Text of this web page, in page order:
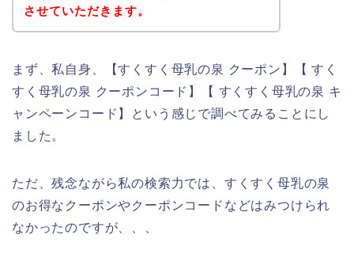
させていただきます。
まず、私自身、【すくすく母乳の泉 クーポン】【 すく
すく母乳の泉 クーポンコード】【 すくすく母乳の泉 キ
ャンペーンコード】という感じで調べてみることにし
ました。
ただ、残念ながら私の検索力では、すくすく母乳の泉
のお得なクーポンやクーポンコードなどはみつけられ
なかったのですが、、、